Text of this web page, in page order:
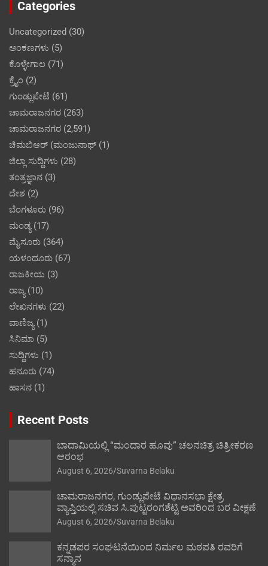
Categories
Uncategorized (30)
ಅಂಕಣಗಳು (5)
ಕೊಳ್ಳೇಗಾಲ (71)
ಕ್ರೈಂ (2)
ಗುಂಡ್ಲುಪೇಟೆ (61)
ಚಾಮರಾಜನಗರ (263)
ಚಾಮರಾಜನಗರ (2,591)
ಚಿಮಬಿಆರ್ (ಮಂಜುನಾಥ್ (1)
ಜಿಲ್ಲಾ ಸುದ್ದಿಗಳು (28)
ತಂತ್ರಜ್ಞಾನ (3)
ದೇಶ (2)
ಬೆಂಗಳೂರು (96)
ಮಂಡ್ಯ(17)
ಮೈಸೂರು (364)
ಯಳಂದೂರು (67)
ರಾಜಕೀಯ (3)
ರಾಜ್ಯ(10)
ಲೇಖನಗಳು (22)
ವಾಣಿಜ್ಯ(1)
ಸಿನಿಮಾ (5)
ಸುದ್ದಿಗಳು (1)
ಹನೂರು (74)
ಹಾಸನ (1)
Recent Posts
ಬಾದಾಮಿಯಲ್ಲಿ “ಮಂದಾರ ಹೂವು” ಚಲನಚಿತ್ರ ಚಿತ್ರೀಕರಣ
ಆರಂಭ
August 6, 2026 Suvarna Belaku
ಚಾಮರಾಜನಗರ, ಗುಂಡ್ಲುಪೇಟೆ ವಿಧಾನಸಭಾ ಕ್ಷೇತ್ರ
ವ್ಯಾಪ್ತಿಯಲ್ಲಿ ಸಚಿವ ಸಿ.ಪುಟ್ಟರಂಗಶೆಟ್ಟಿ ಅವರಿಂದ ಬರ ವೀಕ್ಷಣೆ
August 6, 2026 Suvarna Belaku
ಕನ್ನಡಪರ ಸಂಘಟನೆಯಿಂದ ನಿರ್ಮಲ ಮಠಪತಿ ರವರಿಗೆ
ಸನ್ಮಾನ